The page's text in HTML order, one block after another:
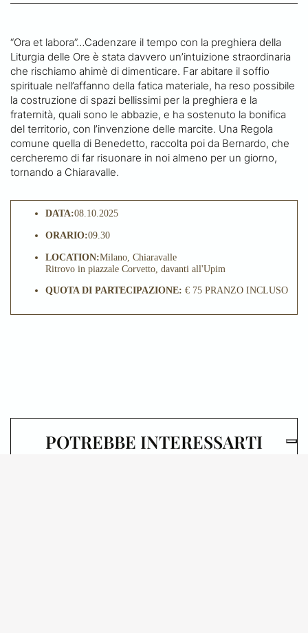
“Ora et labora”…Cadenzare il tempo con la preghiera della
Liturgia delle Ore è stata davvero un’intuizione straordinaria
che rischiamo ahimè di dimenticare. Far abitare il soffio
spirituale nell’affanno della fatica materiale, ha reso possibile
la costruzione di spazi bellissimi per la preghiera e la
fraternità, quali sono le abbazie, e ha sostenuto la bonifica
del territorio, con l’invenzione delle marcite. Una Regola
comune quella di Benedetto, raccolta poi da Bernardo, che
cercheremo di far risuonare in noi almeno per un giorno,
tornando a Chiaravalle.
DATA:08.10.2025
ORARIO:09.30
LOCATION:Milano, Chiaravalle
Ritrovo in piazzale Corvetto, davanti all'Upim
QUOTA DI PARTECIPAZIONE: € 75 PRANZO INCLUSO
POTREBBE INTERESSARTI